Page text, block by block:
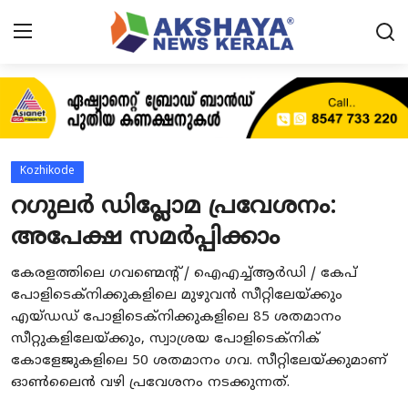
Home
Contact
News
Akshaya News
Agriculture
Business
Kozhikode
റഗുലർ ഡിപ്ലോമ പ്രവേശനം:
അപേക്ഷ സമർപ്പിക്കാം
കേരളത്തിലെ ഗവണ്മെന്റ് / ഐഎച്ച്ആർഡി / കേപ്
പോളിടെക്‌നിക്കുകളിലെ മുഴുവൻ സീറ്റിലേയ്ക്കും
എയ്ഡഡ് പോളിടെക്‌നിക്കുകളിലെ 85 ശതമാനം
സീറ്റുകളിലേയ്ക്കും, സ്വാശ്രയ പോളിടെക്‌നിക്
കോളേജുകളിലെ 50 ശതമാനം ഗവ. സീറ്റിലേയ്ക്കുമാണ്
ഓൺലൈൻ വഴി പ്രവേശനം നടക്കുന്നത്.